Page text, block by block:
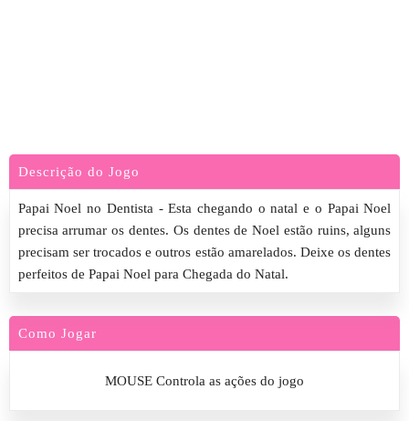
Descrição do Jogo
Papai Noel no Dentista - Esta chegando o natal e o Papai Noel
precisa arrumar os dentes. Os dentes de Noel estão ruins, alguns
precisam ser trocados e outros estão amarelados. Deixe os dentes
perfeitos de Papai Noel para Chegada do Natal.
Como Jogar
MOUSE Controla as ações do jogo